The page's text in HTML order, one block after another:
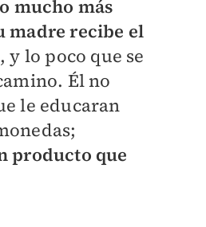
mucho más
madre recibe el
, y lo poco que se
Él no
le educaran
producto que